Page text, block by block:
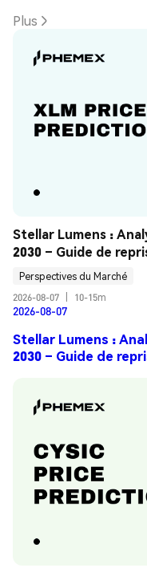
Plus
Stellar Lumens :
2030 – Guide de
Perspectives du Marché
2026-08-07
10-15m
2026-08-07
Stellar Lumens :
2030 – Guide de